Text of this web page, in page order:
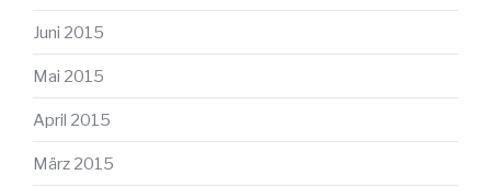
Juni 2015
Mai 2015
April 2015
März 2015